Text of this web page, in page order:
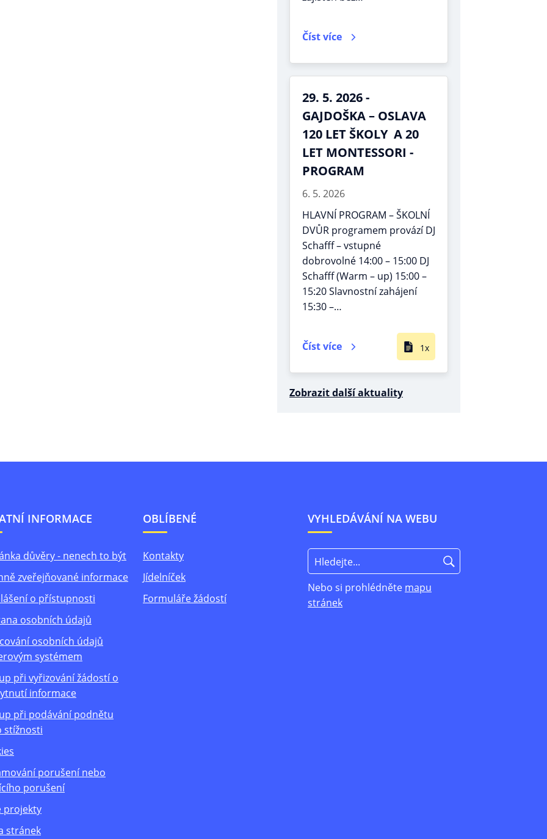
Číst více
29. 5. 2026 -
GAJDOŠKA – OSLAVA
120 LET ŠKOLY A 20
LET MONTESSORI -
PROGRAM
6. 5. 2026
HLAVNÍ PROGRAM – ŠKOLNÍ
DVŮR programem provází DJ
Schafff – vstupné
dobrovolné 14:00 – 15:00 DJ
Schafff (Warm – up) 15:00 –
15:20 Slavnostní zahájení
15:30 –…
Číst více 1x
Zobrazit další aktuality
INFORMACE
důvěry - nenech to být
zveřejňované informace
o přístupnosti
osobních údajů
osobních údajů
systémem
při vyřizování žádostí o
informace
při podávání podnětu
stížnosti
porušení nebo
porušení
projekty
stránek
OBLÍBENÉ
Kontakty
Jídelníček
Formuláře žádostí
VYHLEDÁVÁNÍ NA WEBU
Nebo si prohlédněte mapu
stránek